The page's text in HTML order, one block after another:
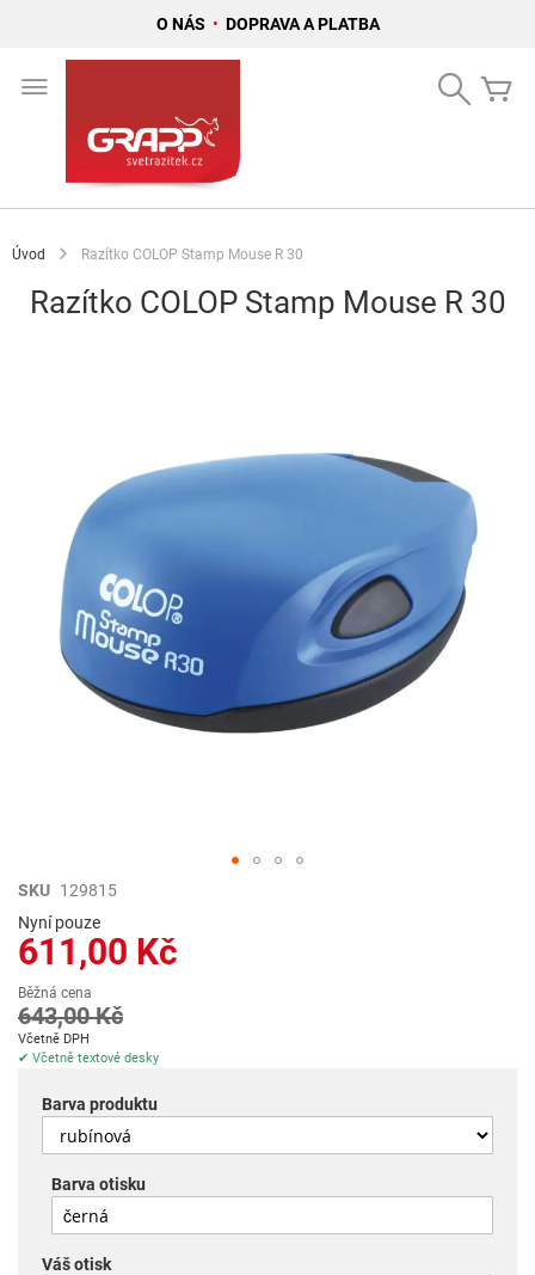
O NÁS • DOPRAVA A PLATBA
Search
Úvod Razítko COLOP Stamp Mouse R 30
Razítko COLOP Stamp Mouse R 30
Přeskočit
na
začátek
galerie
s
obrázky
SKU 129815
Nyní pouze
611,00 Kč
Běžná cena
643,00 Kč
Včetně DPH
✔ Včetně textové desky
Barva produktu
Barva otisku
Váš otisk